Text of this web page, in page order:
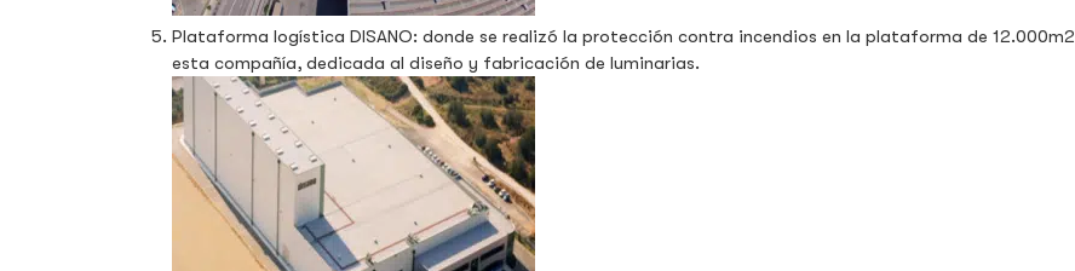
Plataforma logística DISANO: donde se realizó la protección contra incendios en la plataforma de 12.000m2
esta compañía, dedicada al diseño y fabricación de luminarias.